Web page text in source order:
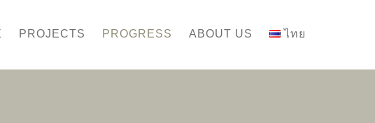
PROJECTS PROGRESS ABOUT US ไทย